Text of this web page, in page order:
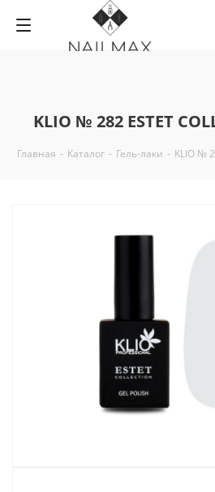
KLIO № 282 ESTET
Главная - Каталог - Гель-лаки - KLIO №